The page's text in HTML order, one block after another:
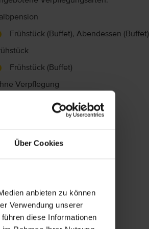
Über Cookies
anbieten zu können
Verwendung unserer
diese Informationen
Frühstück (Buffet), Abendessen (Buffet)
Frühstück (Buffet)
Verpflegung